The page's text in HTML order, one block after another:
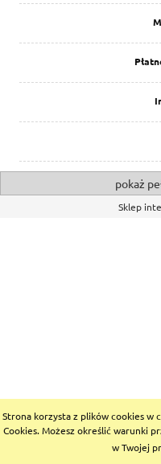
Strona korzysta z plików cookies w
Cookies. Możesz określić warunki
w Twojej
pokaż
Sklep